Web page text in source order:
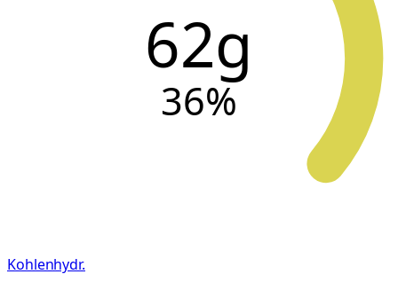
62g
36%
Kohlenhydr.